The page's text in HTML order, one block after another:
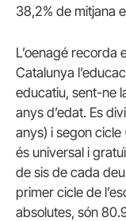
38,2% de mitjana
L’oenagé recorda
Catalunya
educatiu, sent-ne
anys d’edat. Es
anys) i segon
és universal i
de sis de cada
primer cicle de
absolutes, són